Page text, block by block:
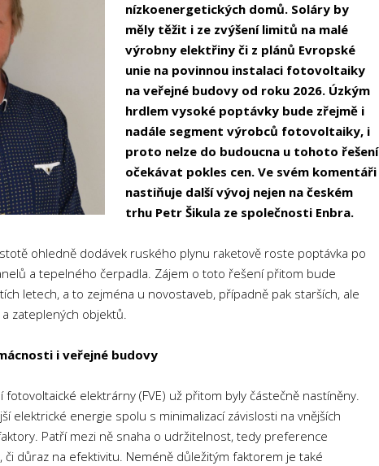
nízkoenergetických domů. Soláry by
měly těžit i ze zvýšení limitů na malé
výrobny elektřiny či z plánů Evropské
unie na povinnou instalaci fotovoltaiky
na veřejné budovy od roku 2026. Úzkým
hrdlem vysoké poptávky bude zřejmě i
nadále segment výrobců fotovoltaiky, i
proto nelze do budoucna u tohoto řešení
očekávat pokles cen. Ve svém komentáři
nastiňuje další vývoj nejen na českém
trhu Petr Šikula ze společnosti Enbra.
ohledně dodávek ruského plynu raketově roste poptávka po
a tepelného čerpadla. Zájem o toto řešení přitom bude
letech, a to zejména u novostaveb, případně pak starších, ale
zateplených objektů.
i veřejné budovy
elektrárny (FVE) už přitom byly částečně nastíněny.
elektrické energie spolu s minimalizací závislosti na vnějších
Patří mezi ně snaha o udržitelnost, tedy preference
či důraz na efektivitu. Neméně důležitým faktorem je také